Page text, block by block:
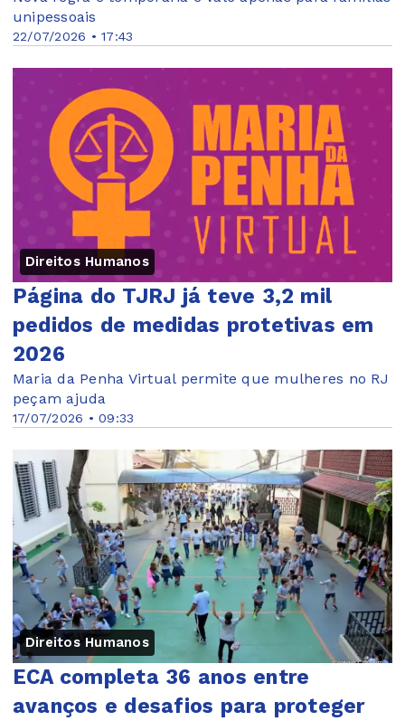
22/07/2026 • 17:43
unipessoais
Direitos Humanos
17/07/2026 • 09:33
Página do TJRJ já teve 3,2 mil
pedidos de medidas protetivas em
2026
Maria da Penha Virtual permite que mulheres no RJ
peçam ajuda
Direitos Humanos
ECA completa 36 anos entre
avanços e desafios para proteger